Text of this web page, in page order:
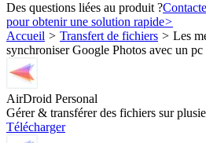
Des questions liées au produit ?
pour obtenir une solution rapide>
Accueil > Transfert de fichiers > Les
synchroniser Google Photos avec un pc
AirDroid Personal
Gérer & transférer des fichiers sur
Télécharger